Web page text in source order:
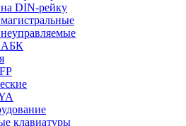
DIN-рейку
АБК
клавиатуры